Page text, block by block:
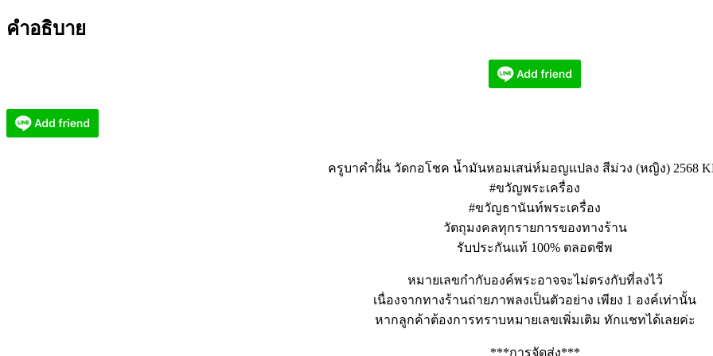
เสน่ห์
ม่วง
(หญิง)
คำอธิบาย
ครูบาคำฝั้น วัดกอโชค น้ำมันหอมเสน่ห์มอญแปลง สีม่วง (หญิง) 2568
#ขวัญพระเครื่อง
#ขวัญธานันท์พระเครื่อง
วัตถุมงคลทุกรายการของทางร้าน
รับประกันแท้ 100% ตลอดชีพ
หมายเลขกำกับองค์พระอาจจะไม่ตรงกับที่ลงไว้
เนื่องจากทางร้านถ่ายภาพลงเป็นตัวอย่าง เพียง 1 องค์เท่านั้น
หากลูกค้าต้องการทราบหมายเลขเพิ่มเติม ทักแชทได้เลยค่ะ
***การจัดส่ง***